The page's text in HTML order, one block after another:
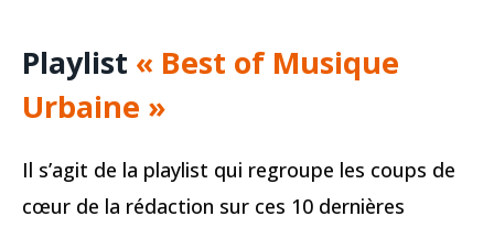
Playlist « Best of Musique
Urbaine »
Il s’agit de la playlist qui regroupe les coups de
cœur de la rédaction sur ces 10 dernières